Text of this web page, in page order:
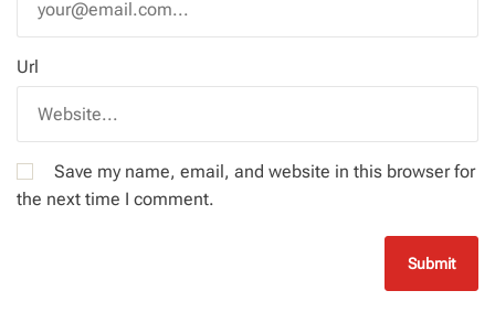
Url
Save my name, email, and website in this browser for
the next time I comment.